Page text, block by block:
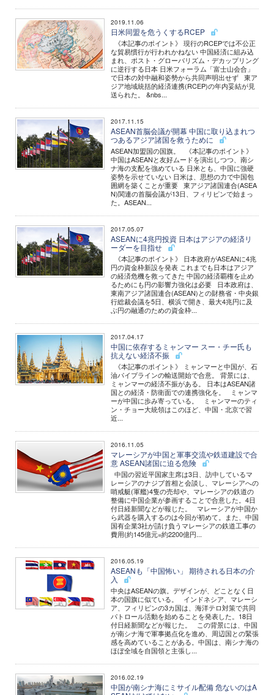
2019.11.06
日米同盟を危うくするRCEP
《本記事のポイント》 現行のRCEPでは不公正
な貿易慣行が行われかねない 中国経済に組み込
まれ、ポスト・グローバリズム・デカップリング
に逆行する日本 日米フォーラム「富士山会合」
で日本の対中融和姿勢から共同声明出せず 東ア
ジア地域統括的経済連携(RCEP)の年内妥結が見
送られた。 &nbs...
2017.11.15
ASEAN首脳会議が開幕 中国に取り込まれつ
つあるアジア諸国を救うために
ASEAN加盟国の国旗。 《本記事のポイント》
中国はASEANと友好ムードを演出しつつ、南シ
ナ海の支配を強めている 日米とも、中国に強硬
姿勢を示せていない 日米は、思想の力で中国包
囲網を築くことが重要 東アジア諸国連合(ASEA
N)関連の首脳会議が13日、フィリピンで始まっ
た。ASEAN...
2017.05.07
ASEANに4兆円投資 日本はアジアの経済リ
ーダーを目指せ
《本記事のポイント》 日本政府がASEANに4兆
円の資金枠新設を発表 これまでも日本はアジア
の経済危機を救ってきた 中国の経済覇権を止め
るためにも円の影響力強化は必要 日本政府は、
東南アジア諸国連合(ASEAN)との財務省・中央銀
行総裁会議を5日、横浜で開き、最大4兆円に及
ぶ円の融通のための資金枠...
2017.04.17
中国に依存するミャンマー スー・チー氏も
抗えない経済不振
《本記事のポイント》 ミャンマーと中国が、石
油パイプラインの輸送開始で合意。 背景には、
ミャンマーの経済不振がある。 日本はASEAN諸
国との経済・防衛面での連携強化を。 ミャンマ
ーが中国に歩み寄っている。 ミャンマーのティ
ン・チョー大統領はこのほど、中国・北京で習
近...
2016.11.05
マレーシアが中国と軍事交流や鉄道建設で合
意 ASEAN諸国に迫る危険
中国の習近平国家主席は3日、訪中しているマ
レーシアのナジブ首相と会談し、マレーシアへの
哨戒艇(軍艦)4隻の売却や、マレーシアの鉄道の
整備に中国企業が参画することで合意した。4日
付日経新聞などが報じた。 マレーシアが中国か
ら武器を購入するのは今回が初めて。また、中国
国有企業3社が請け負うマレーシアの鉄道工事の
費用(約145億元=約2200億円...
2016.05.19
ASEANも「中国怖い」 期待される日本の介
入
中央はASEANの旗。デザインが、どことなく日
本の国旗に似ている。 インドネシア、マレーシ
ア、フィリピンの3カ国は、海洋テロ対策で共同
パトロール活動を始めることを発表した。18日
付日経新聞などが報じた。 この背景には、中国
が南シナ海で軍事拠点化を進め、周辺国との緊張
感を高めていることがある。中国は、南シナ海の
ほぼ全域を自国領と主張し...
2016.02.19
中国が南シナ海にミサイル配備 危ないのはA